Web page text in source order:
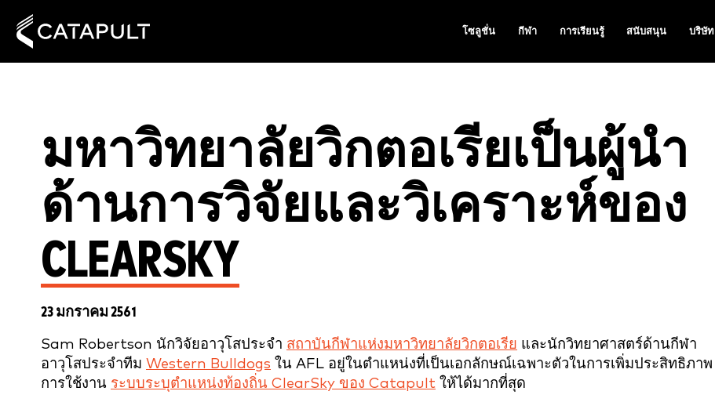
โซลูชั่น กีฬา การเรียนรู้ สนับสนุน บริษัท
มหาวิทยาลัยวิกตอเรียเป็นผู้นำ
ด้านการวิจัยและวิเคราะห์ของ
CLEARSKY
23 มกราคม 2561
Sam Robertson นักวิจัยอาวุโสประจำ สถาบันกีฬาแห่งมหาวิทยาลัยวิกตอเรีย และนักวิทยาศาสตร์ด้านกีฬา
อาวุโสประจำทีม Western Bulldogs ใน AFL อยู่ในตำแหน่งที่เป็นเอกลักษณ์เฉพาะตัวในการเพิ่มประสิทธิภาพ
การใช้งาน ระบบระบุตำแหน่งท้องถิ่น ClearSky ของ Catapult ให้ได้มากที่สุด